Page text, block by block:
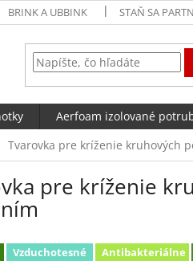
BRINK A UBBINK STAŇ SA
Aerfoam izolované
Tvarovka pre kríženie kruhových
pre kríženie
Vzduchotesné Antibakteriálne